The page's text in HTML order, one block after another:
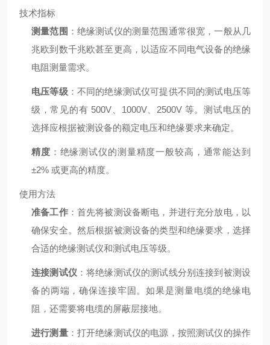
技术指标
测量范围 ：绝缘测试仪的测量范围通常很宽，一般从几
兆欧到数千兆欧甚至更高，以适应不同电气设备的绝缘
电阻测量需求。
电压等级：不同的绝缘测试仪可提供不同的测试电压等
级，常见的有 500V、1000V、2500V 等。测试电压的
选择应根据被测设备的额定电压和绝缘要求来确定。
精度 ：绝缘测试仪的测量精度一般较高，通常能达到
±2% 或更高的精度。
使用方法
准备工作：首先将被测设备断电，并进行充分放电，以
确保安全。然后根据被测设备的类型和绝缘要求，选择
合适的绝缘测试仪和测试电压等级。
连接测试仪 ：将绝缘测试仪的测试线分别连接到被测设
备的两端，确保连接牢固。如果是测量电缆的绝缘电
阻，还需要将电缆的屏蔽层接地。
进行测量：打开绝缘测试仪的电源，按照测试仪的操作